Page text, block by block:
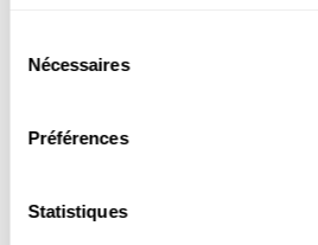
Nécessaires
Préférences
Statistiques